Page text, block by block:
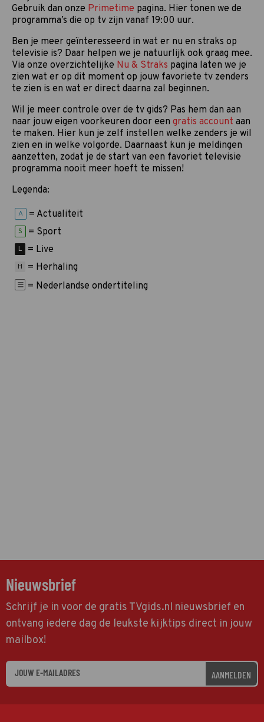
Gebruik dan onze Primetime pagina. Hier tonen we de
programma’s die op tv zijn vanaf 19:00 uur.
Ben je meer geïnteresseerd in wat er nu en straks op
televisie is? Daar helpen we je natuurlijk ook graag mee.
Via onze overzichtelijke Nu & Straks pagina laten we je
zien wat er op dit moment op jouw favoriete tv zenders
te zien is en wat er direct daarna zal beginnen.
Wil je meer controle over de tv gids? Pas hem dan aan
naar jouw eigen voorkeuren door een gratis account aan
te maken. Hier kun je zelf instellen welke zenders je wil
zien en in welke volgorde. Daarnaast kun je meldingen
aanzetten, zodat je de start van een favoriet televisie
programma nooit meer hoeft te missen!
Legenda:
A = Actualiteit
S = Sport
L = Live
H
= Herhaling
= Nederlandse ondertiteling
Nieuwsbrief
Schrijf je in voor de gratis TVgids.nl nieuwsbrief en
ontvang iedere dag de leukste kijktips direct in jouw
mailbox!
AANMELDEN